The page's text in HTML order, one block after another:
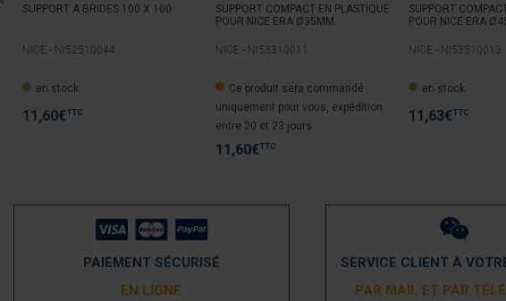
SUPPORT A BRIDES 100 X 100
NICE - NI52510044
en stock
11,60€TTC
SUPPORT COMPACT EN PLASTIQUE
POUR NICE ERA Ø35MM
NICE - NI53310011
Ce produit sera commandé
uniquement pour vous, expédition
entre 20 et 23 jours
11,60€TTC
SUPPORT
POUR NICE ERA
NICE - NI53510013
en stock
11,63€TTC
PAIEMENT SÉCURISÉ
EN LIGNE
SERVICE CLIENT À
PAR MAIL ET PAR